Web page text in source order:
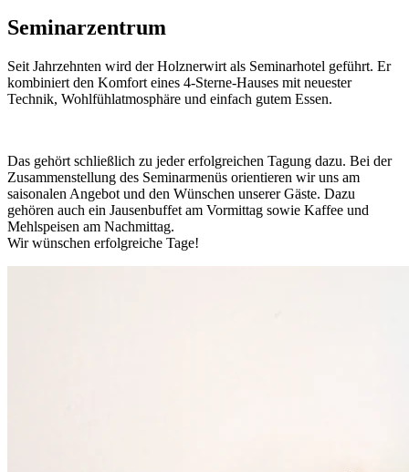
Seminarzentrum
Seit Jahrzehnten wird der Holznerwirt als Seminarhotel geführt. Er
kombiniert den Komfort eines 4-Sterne-Hauses mit neuester
Technik, Wohlfühlatmosphäre und einfach gutem Essen.
Das gehört schließlich zu jeder erfolgreichen Tagung dazu. Bei der
Zusammenstellung des Seminarmenüs orientieren wir uns am
saisonalen Angebot und den Wünschen unserer Gäste. Dazu
gehören auch ein Jausenbuffet am Vormittag sowie Kaffee und
Mehlspeisen am Nachmittag.
Wir wünschen erfolgreiche Tage!